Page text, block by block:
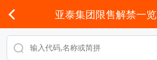
亚泰集团限售解禁一览